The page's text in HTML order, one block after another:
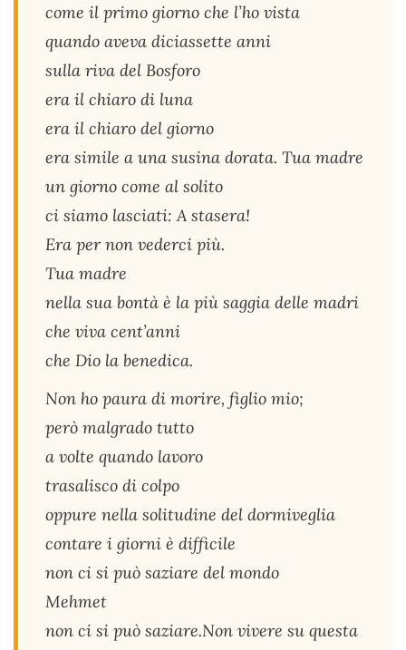
come il primo giorno che l’ho vista
quando aveva diciassette anni
sulla riva del Bosforo
era il chiaro di luna
era il chiaro del giorno
era simile a una susina dorata. Tua madre
un giorno come al solito
ci siamo lasciati: A stasera!
Era per non vederci più.
Tua madre
nella sua bontà è la più saggia delle madri
che viva cent’anni
che Dio la benedica.
Non ho paura di morire, figlio mio;
però malgrado tutto
a volte quando lavoro
trasalisco di colpo
oppure nella solitudine del dormiveglia
contare i giorni è difficile
non ci si può saziare del mondo
Mehmet
non ci si può saziare.Non vivere su questa